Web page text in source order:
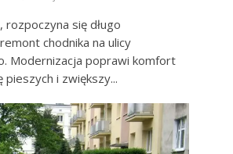
rozpoczyna się długo
chodnika na ulicy
Modernizacja poprawi komfort
pieszych i zwiększy...